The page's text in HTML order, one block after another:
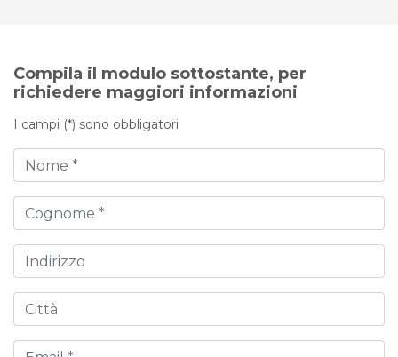
Compila il modulo sottostante, per
richiedere maggiori informazioni
I campi (*) sono obbligatori
Nome
Cognome
Indirizzo
Città
Email